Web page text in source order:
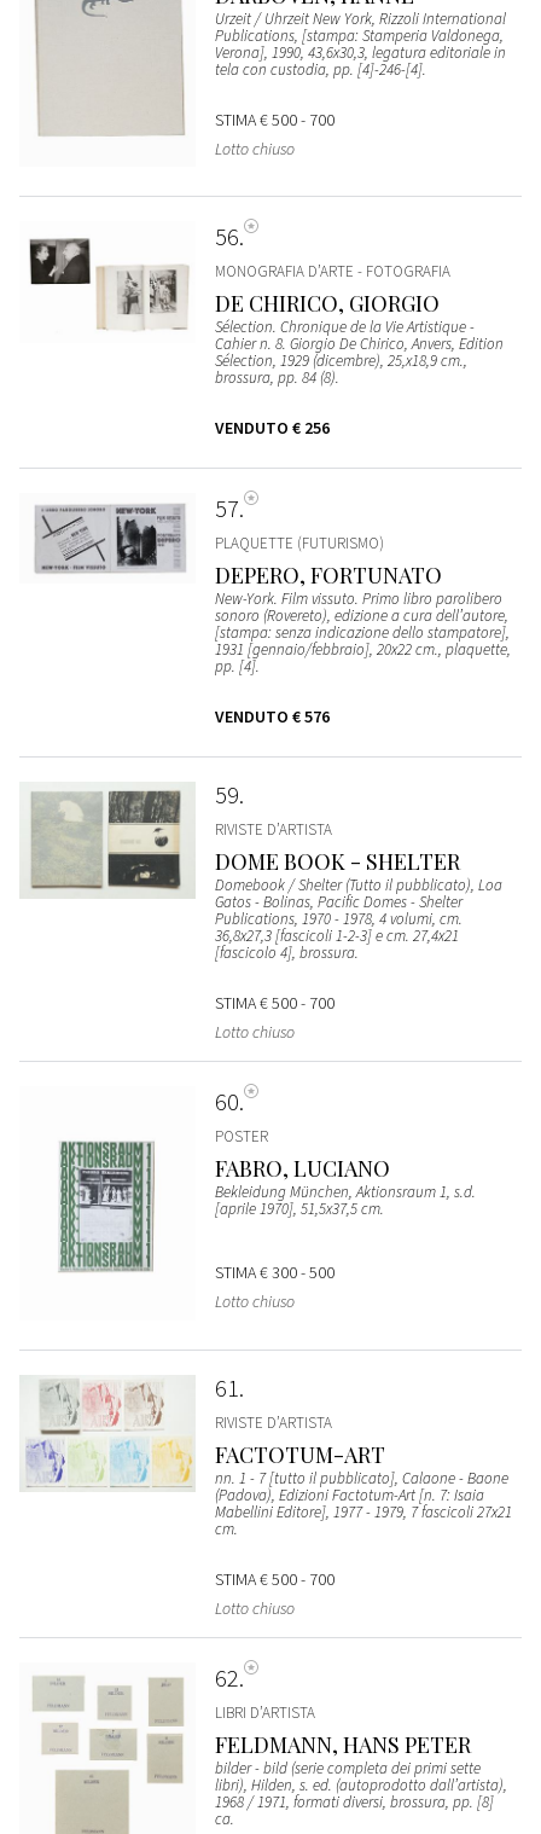
Urzeit / Uhrzeit New York, Rizzoli International
Publications, [stampa: Stamperia Valdonega,
Verona], 1990, 43,6x30,3, legatura editoriale in
tela con custodia, pp. [4]-246-[4].
STIMA€ 500 - 700
Lotto chiuso
56
MONOGRAFIA D’ARTE - FOTOGRAFIA
DE CHIRICO, GIORGIO
Sélection. Chronique de la Vie Artistique -
Cahier n. 8. Giorgio De Chirico, Anvers, Edition
Sélection, 1929 (dicembre), 25,x18,9 cm.,
brossura, pp. 84 (8).
VENDUTO € 256
57
PLAQUETTE (FUTURISMO)
DEPERO, FORTUNATO
New-York. Film vissuto. Primo libro parolibero
sonoro (Rovereto), edizione a cura dell’autore,
[stampa: senza indicazione dello stampatore],
1931 [gennaio/febbraio], 20x22 cm., plaquette,
pp. [4].
VENDUTO € 576
59
RIVISTE D’ARTISTA
DOME BOOK - SHELTER
Domebook / Shelter (Tutto il pubblicato), Loa
Gatos - Bolinas, Pacific Domes - Shelter
Publications, 1970 - 1978, 4 volumi, cm.
36,8x27,3 [fascicoli 1-2-3] e cm. 27,4x21
[fascicolo 4], brossura.
STIMA€ 500 - 700
Lotto chiuso
60
POSTER
FABRO, LUCIANO
Bekleidung München, Aktionsraum 1, s.d.
[aprile 1970], 51,5x37,5 cm.
STIMA€ 300 - 500
Lotto chiuso
61
RIVISTE D’ARTISTA
FACTOTUM-ART
nn. 1 - 7 [tutto il pubblicato], Calaone - Baone
(Padova), Edizioni Factotum-Art [n. 7: Isaia
Mabellini Editore], 1977 - 1979, 7 fascicoli 27x21
cm.
STIMA€ 500 - 700
Lotto chiuso
62
LIBRI D’ARTISTA
FELDMANN, HANS PETER
bilder - bild (serie completa dei primi sette
libri), Hilden, s. ed. (autoprodotto dall’artista),
1968 / 1971, formati diversi, brossura, pp. [8]
ca.